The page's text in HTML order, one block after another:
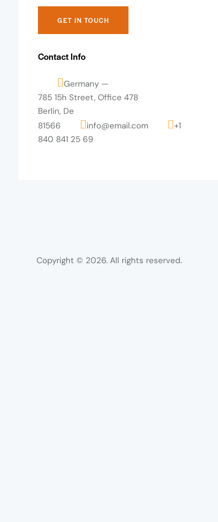
Contact Info
Germany —
785 15h Street, Office 478
Berlin, De
81566
info@email.com
+1
840 841 25 69
Copyright © 2026. All rights reserved.